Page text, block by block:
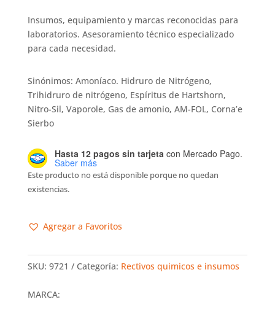
Insumos, equipamiento y marcas reconocidas para
laboratorios. Asesoramiento técnico especializado
para cada necesidad.
Sinónimos: Amoníaco. Hidruro de Nitrógeno,
Trihidruro de nitrógeno, Espíritus de Hartshorn,
Nitro-Sil, Vaporole, Gas de amonio, AM-FOL, Corna’e
Sierbo
Hasta 12 pagos sin tarjetacon Mercado Pago.
Saber más
Este producto no está disponible porque no quedan
existencias.
Agregar a Favoritos
SKU: 9721 Categoría: Rectivos quimicos e insumos
MARCA: